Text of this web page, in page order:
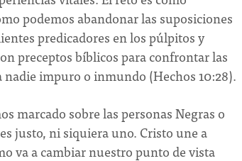
podemos abandonar las suposiciones
predicadores en los púlpitos y
preceptos bíblicos para confrontar las
impuro o inmundo (Hechos 10:28).
marcado sobre las personas Negras o
justo, ni siquiera uno. Cristo une a
va a cambiar nuestro punto de vista